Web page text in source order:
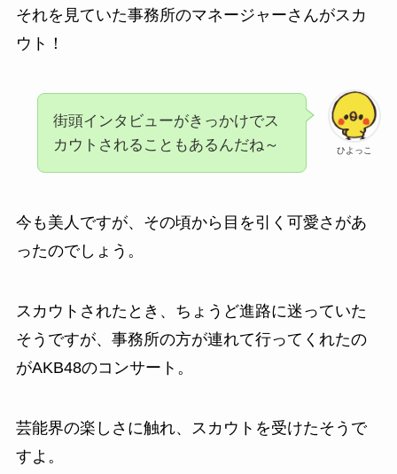
それを見ていた事務所のマネージャーさんがスカ
ウト！
ひよっこ
街頭インタビューがきっかけでス
カウトされることもあるんだね～
今も美人ですが、その頃から目を引く可愛さがあ
ったのでしょう。
スカウトされたとき、ちょうど進路に迷っていた
そうですが、事務所の方が連れて行ってくれたの
がAKB48のコンサート。
芸能界の楽しさに触れ、スカウトを受けたそうで
すよ。